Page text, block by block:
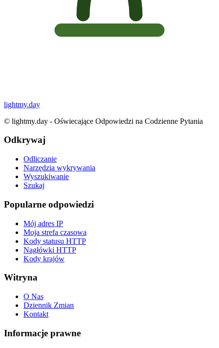
lightmy.day
© lightmy.day - Oświecające Odpowiedzi na Codzienne Pytania
Odkrywaj
Odliczanie
Narzędzia wykrywania
Wyszukiwanie
Szukaj
Popularne odpowiedzi
Mój adres IP
Moja strefa czasowa
Kody statusu HTTP
Nagłówki HTTP
Kody krajów
Witryna
O Nas
Dziennik Zmian
Kontakt
Informacje prawne